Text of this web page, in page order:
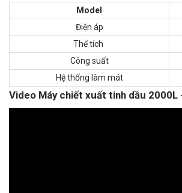
Model
Điện áp
Thể tích
Công suất
Hệ thống làm mát
Video Máy chiết xuất tinh dầu 2000L